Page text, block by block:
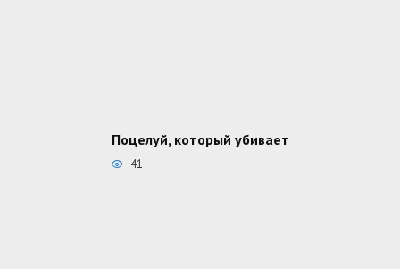
Поцелуй, который убивает
41